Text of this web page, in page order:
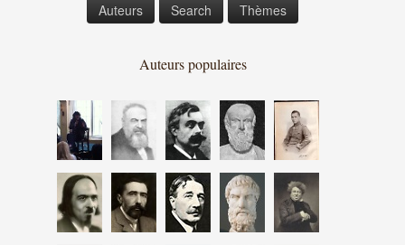
Auteurs Search Thèmes
Auteurs populaires